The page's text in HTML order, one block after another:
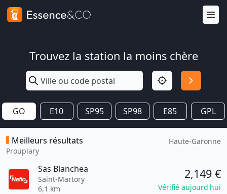
Trouvez la station la moins chère
GO E10 SP95 SP98 E85 GPL
Meilleurs résultats
Proupiary
Haute-Garonne
Sas Blanchea
Saint-Martory
6,1 km
2,149 €
Vérifié aujourd'hui